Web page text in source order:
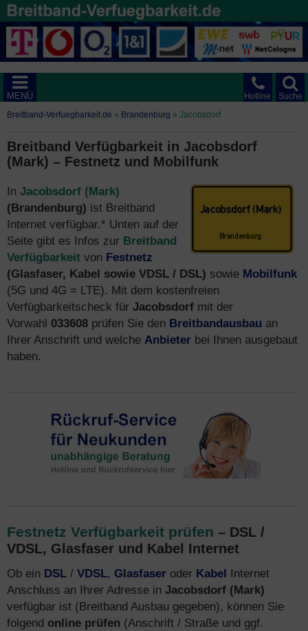
Suche
Hotline
MENÜ
Breitband-Verfuegbarkeit.de » Brandenburg » Jacobsdorf
Breitband Verfügbarkeit in Jacobsdorf
(Mark) – Festnetz und Mobilfunk
In Jacobsdorf (Mark)
(Brandenburg) ist Breitband
Internet verfügbar.* Unten auf der
Seite gibt es Infos zur Breitband
Verfügbarkeit von Festnetz
(Glasfaser, Kabel sowie VDSL / DSL) sowie Mobilfunk
(5G und 4G = LTE). Mit dem kostenfreien
Verfügbarkeitscheck für Jacobsdorf mit der
Vorwahl 033608 prüfen Sie den Breitbandausbau an
Ihrer Anschrift und welche Anbieter bei Ihnen ausgebaut
haben.
Festnetz Verfügbarkeit prüfen – DSL /
VDSL, Glasfaser und Kabel Internet
Ob ein DSL / VDSL, Glasfaser oder Kabel Internet
Anschluss an Ihrer Adresse in Jacobsdorf (Mark)
verfügbar ist (Breitband Ausbau gegeben), können Sie
folgend online prüfen (Anschrift / Straße und ggf.